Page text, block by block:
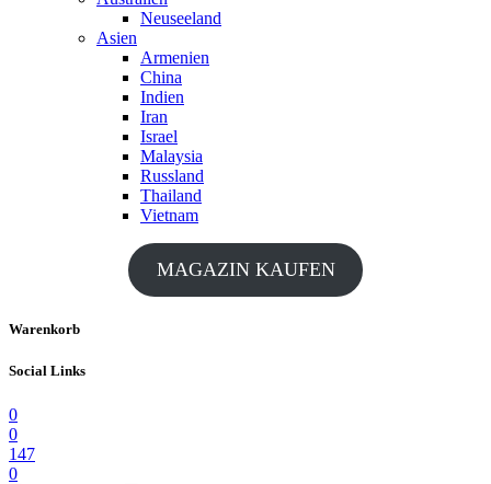
Neuseeland
Asien
Armenien
China
Indien
Iran
Israel
Malaysia
Russland
Thailand
Vietnam
MAGAZIN KAUFEN
Warenkorb
Social Links
0
0
147
0